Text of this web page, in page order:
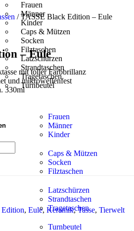
Frauen
Männer
Kinder
Caps & Mützen
Socken
Filztaschen
Latzschürzen
Strandtaschen
Tragetaschen
Turnbeutel
Frauen
Männer
Kinder
Caps & Mützen
Socken
Filztaschen
Latzschürzen
Strandtaschen
Tragetaschen
Turnbeutel
/ TASSE Black Edition – Eule
– Eule
mit toller Farbbrillanz
und mikrowellenfest
330ml
, Eule, Keramik,Tasse, Tierwelt